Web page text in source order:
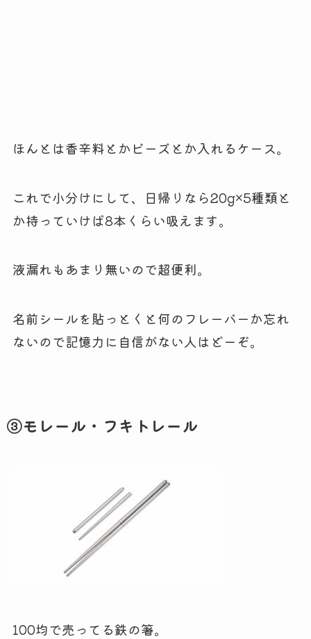
ほんとは香辛料とかビーズとか入れるケース。
これで小分けにして、日帰りなら20g×5種類と
か持っていけば8本くらい吸えます。
液漏れもあまり無いので超便利。
名前シールを貼っとくと何のフレーバーか忘れ
ないので記憶力に自信がない人はどーぞ。
③モレール・フキトレール
100均で売ってる鉄の箸。